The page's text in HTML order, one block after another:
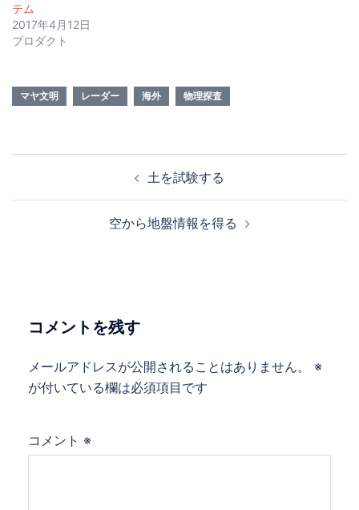
テム
2017年4月12日
プロダクト
マヤ文明 レーダー 海外 物理探査
ョ
土を試験する
空から地盤情報を得る
コメントを残す
メールアドレスが公開されることはありません。
※
が付いている欄は必須項目です
コメント ※